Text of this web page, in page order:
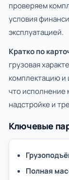
проверяем
условия
эксплуатацией.
Кратко по
грузовая
комплектацию
что исполнение
надстройке и
Ключевые
Полная